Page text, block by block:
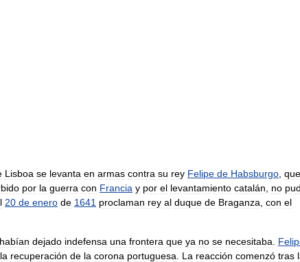
Lisboa se levanta en armas contra su rey Felipe de Habsburgo que
por la guerra con Francia y por el levantamiento catalán no
20 de enero de 1641 proclaman rey al duque de Braganza con el
habían dejado indefensa una frontera que ya no se necesitaba
la recuperación de la corona portuguesa La reacción comenzó tras